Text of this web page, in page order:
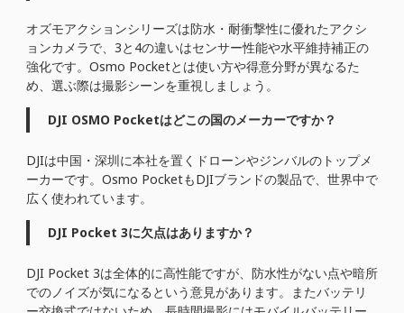
オズモアクションシリーズは防水・耐衝撃性に優れたアクシ
ョンカメラで、3と4の違いはセンサー性能や水平維持補正の
強化です。Osmo Pocketとは使い方や得意分野が異なるた
め、選ぶ際は撮影シーンを重視しましょう。
DJI OSMO Pocketはどこの国のメーカーですか？
DJIは中国・深圳に本社を置くドローンやジンバルのトップメ
ーカーです。Osmo PocketもDJIブランドの製品で、世界中で
広く使われています。
DJI Pocket 3に欠点はありますか？
DJI Pocket 3は全体的に高性能ですが、防水性がない点や暗所
でのノイズが気になるという意見があります。またバッテリ